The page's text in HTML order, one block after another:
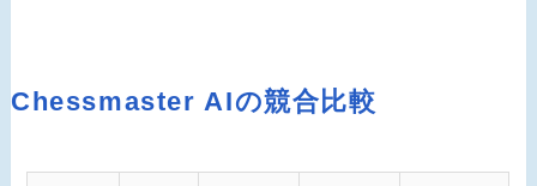
Chessmaster AIの競合比較